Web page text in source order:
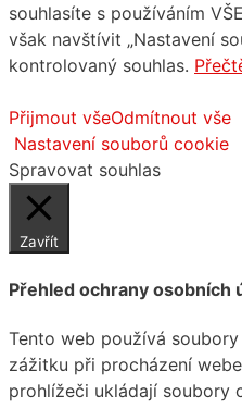
souhlasíte s používáním
však navštívit „Nastavení
kontrolovaný souhlas.
Přijmout všeOdmítnout vše
Nastavení souborů cookie
Spravovat souhlas
Zavřít
Přehled ochrany osobních
Tento web používá
zážitku při procházení
prohlížeči ukládají soubory